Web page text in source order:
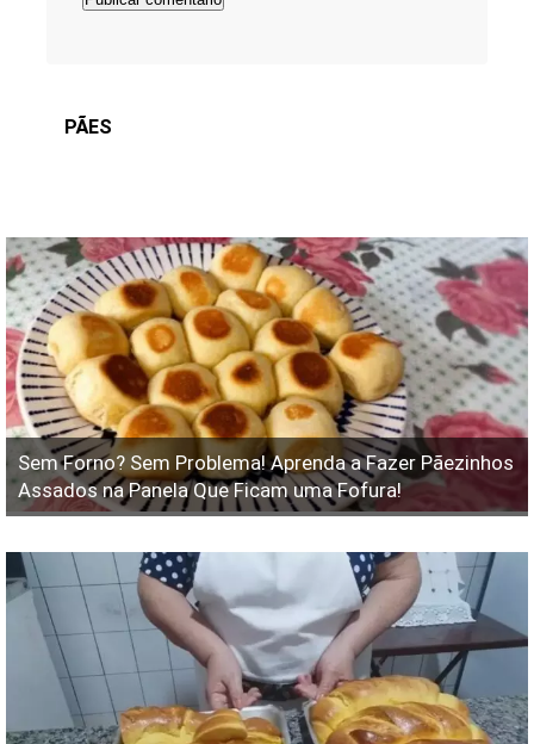
PÃES
Sem Forno? Sem Problema! Aprenda a Fazer Pãezinhos
Assados na Panela Que Ficam uma Fofura!